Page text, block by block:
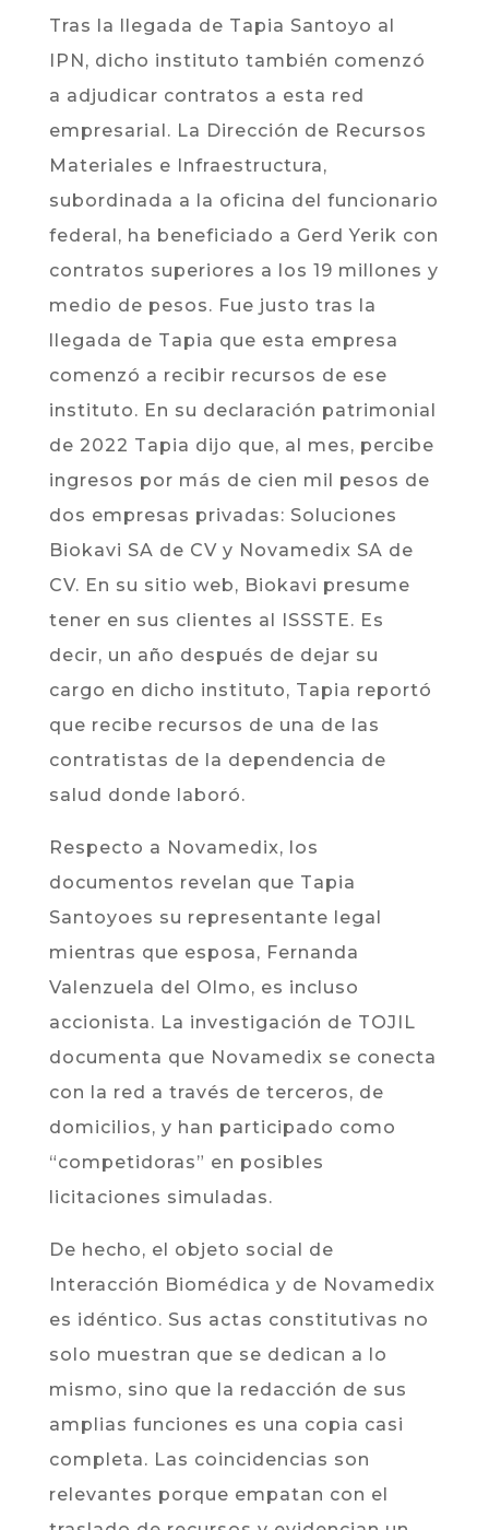
Tras la llegada de Tapia Santoyo al
IPN, dicho instituto también comenzó
a adjudicar contratos a esta red
empresarial. La Dirección de Recursos
Materiales e Infraestructura,
subordinada a la oficina del funcionario
federal, ha beneficiado a Gerd Yerik con
contratos superiores a los 19 millones y
medio de pesos. Fue justo tras la
llegada de Tapia que esta empresa
comenzó a recibir recursos de ese
instituto. En su declaración patrimonial
de 2022 Tapia dijo que, al mes, percibe
ingresos por más de cien mil pesos de
dos empresas privadas: Soluciones
Biokavi SA de CV y Novamedix SA de
CV. En su sitio web, Biokavi presume
tener en sus clientes al ISSSTE. Es
decir, un año después de dejar su
cargo en dicho instituto, Tapia reportó
que recibe recursos de una de las
contratistas de la dependencia de
salud donde laboró.
Respecto a Novamedix, los
documentos revelan que Tapia
Santoyoes su representante legal
mientras que esposa, Fernanda
Valenzuela del Olmo, es incluso
accionista. La investigación de TOJIL
documenta que Novamedix se conecta
con la red a través de terceros, de
domicilios, y han participado como
“competidoras” en posibles
licitaciones simuladas.
De hecho, el objeto social de
Interacción Biomédica y de Novamedix
es idéntico. Sus actas constitutivas no
solo muestran que se dedican a lo
mismo, sino que la redacción de sus
amplias funciones es una copia casi
completa. Las coincidencias son
relevantes porque empatan con el